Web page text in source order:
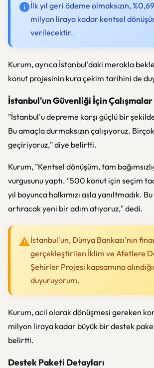
İlk yıl geri ödeme olmaksızın,
milyon liraya kadar kentsel
verilecektir.
Kurum, ayrıca İstanbul'daki merakla
konut projesinin kura çekim tarihini de
İstanbul'un Güvenliği İçin
"İstanbul'u depreme karşı güçlü bir
Bu amaçla durmaksızın çalışıyoruz.
geçiriyoruz," diye belirtti.
Kurum, "Kentsel dönüşüm, tam
vurgusunu yaptı. "500 konut için seçim
yıl boyunca halkımızı asla yanıltmadık. Bu
artıracak yeni bir adım atıyoruz," dedi.
İstanbul'un, Dünya Bankası'nın
gerçekleştirilen İklim ve Afetlere
Şehirler Projesi kapsamına
duyuruyorum.
Kurum, acil olarak dönüşmesi gereken
milyon liraya kadar büyük bir destek
belirtti.
Destek Paketi Detayları